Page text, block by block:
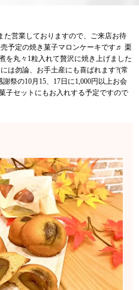
営業しておりますので、ご来店お待
予定の焼き菓子マロンケーキです♬ 栗
を丸々1粒入れて贅沢に焼き上げました
は勿論、お手土産にも喜ばれます?(常
祭の10月15、17日に1,000円以上お会
子セットにもお入れする予定ですので